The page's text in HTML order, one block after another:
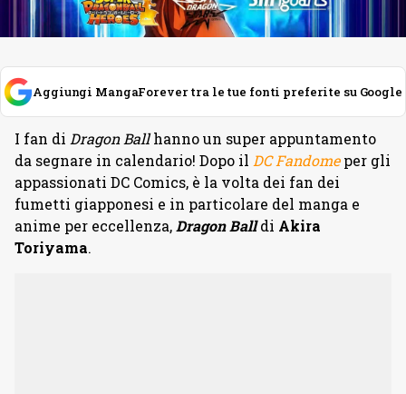
Aggiungi MangaForever tra le tue fonti preferite su Google
I fan di Dragon Ballhanno un super appuntamento
da segnare in calendario! Dopo il DC Fandomeper gli
appassionati DC Comics, è la volta dei fan dei
fumetti giapponesi e in particolare del manga e
anime per eccellenza,Dragon Balldi Akira
Toriyama.